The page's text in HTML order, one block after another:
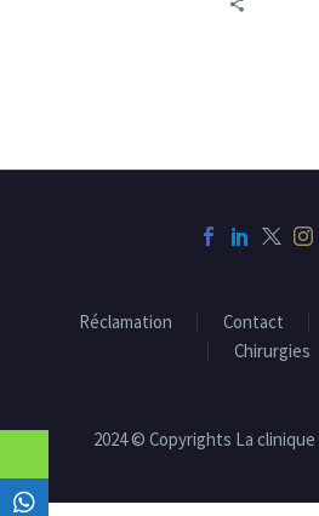
Réclamation Contact
Chirurgies
2024 © Copyrights La